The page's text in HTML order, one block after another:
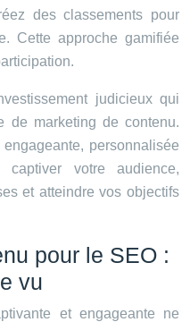
des classements pour
Cette approche gamifiée
judicieux qui
de marketing de contenu.
personnalisée
votre audience,
et atteindre vos objectifs
pour le SEO :
vu
et engageante ne